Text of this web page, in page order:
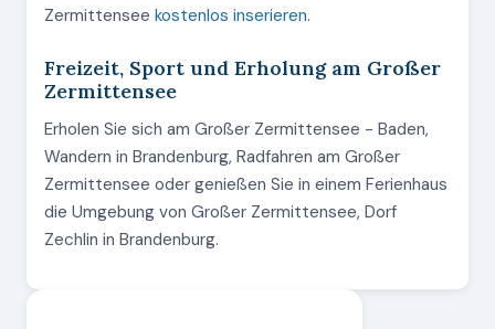
Zermittensee kostenlos inserieren.
Freizeit, Sport und Erholung am Großer
Zermittensee
Erholen Sie sich am Großer Zermittensee - Baden,
Wandern in Brandenburg, Radfahren am Großer
Zermittensee oder genießen Sie in einem Ferienhaus
die Umgebung von Großer Zermittensee, Dorf
Zechlin in Brandenburg.